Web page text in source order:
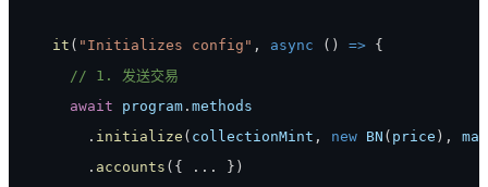
it ( "Initializes config" , async ( ) => {
// 1. 发送交易
await program . methods
. initialize ( collectionMint , new BN ( price ) ,
. accounts ( { ... } )